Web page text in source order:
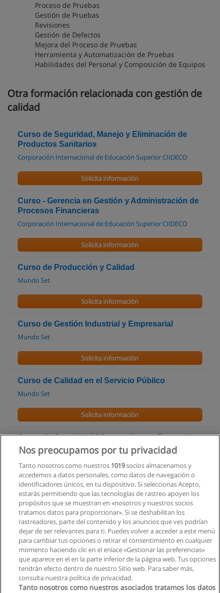
Proceso de Pruebas
Gestión de Pruebas
Revisiones
Gestión de Defectos
Mejora del Proceso de Pruebas
Herramienta y Automatización de Pruebas
Habilidades del Personal y Composición de Equipos
Otra formación relacionada con gestión de
calidad
Curso de Seguridad, Manejo y Eliminación de
Productos Sanitarios
Corporación Internacional de Educación Superior CIIDECO
Solicita información
Curso - Gerencia en Gestión y Administración de
Procesos Financieras
Corporación Internacional de Educación Superior CIIDECO
Solicita información
Curso de Producción y Calidad
Mundo Set
Solicita información
Curso de Gestión Industrial y Empresarial
Mundo Set
Solicita información
Curso de Calidad en el Servicio Público
Mundo Set
Solicita información
Curso de Seguridad Alimentaria para Personal
Operativa en Base a Competencias Laborales
Solicita información
Curso Intensivo de Formación y Especialización
de Peritos
Colegio de Peritos
Solicita información
Nos preocupamos por tu privacidad
Tanto nosotros como nuestros 1019socios almacenamos y
accedemos a datos personales, como datos de navegación o
identificadores únicos, en tu dispositivo. Si seleccionas Acepto,
estarás permitiendo que las tecnologías de rastreo apoyen los
propósitos que se muestran en «nosotros y nuestros socios
tratamos datos para proporcionar». Si se deshabilitan los
rastreadores, parte del contenido y los anuncios que ves podrían
dejar de ser relevantes para ti. Puedes volver a acceder a este menú
para cambiar tus opciones o retirar el consentimiento en cualquier
momento haciendo clic en el enlace «Gestionar las preferencias»
que aparece en el en la parte inferior de la página web. Tus opciones
tendrán efecto dentro de nuestro Sitio web. Para saber más,
consulta nuestra política de privacidad.
Tanto nosotros como nuestros asociados tratamos los datos